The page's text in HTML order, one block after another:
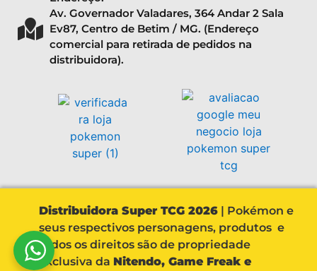
Av. Governador Valadares, 364 Andar 2 Sala
Ev87, Centro de Betim / MG. (Endereço
comercial para retirada de pedidos na
distribuidora).
Distribuidora Super TCG 2026 | Pokémon e
seus respectivos personagens, produtos e
todos os direitos são de propriedade
exclusiva da Nitendo, Game Freak e